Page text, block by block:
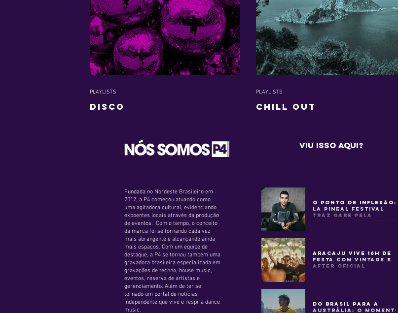
Disco
PLAYLISTS
Chill Out
PLAYLISTS
VIU ISSO AQUI?
Fundada no Nordeste Brasileiro em
2012, a P4 começou atuando como
uma agitadora cultural, evidenciando
expoentes locais através da produção
de eventos. Com o tempo, o conceito
da marca foi se tornando cada vez
mais abrangente e alcançando ainda
mais espaços. Com um equipe de
destaque, a P4 se tornou também uma
gravadora brasileira especializada em
gravações de techno, house music,
eventos, reserva de artistas e
gerenciamento. Além de ter se
tornado um portal de notícias
independente que vive e respira dance
music.
O Ponto de Inflexão:
La Pineal Festival
Traz Gabe Pela
Aracaju Vive 16h de
Festa com Vintage e
After Oficial
Do Brasil para a
Austrália: o momento